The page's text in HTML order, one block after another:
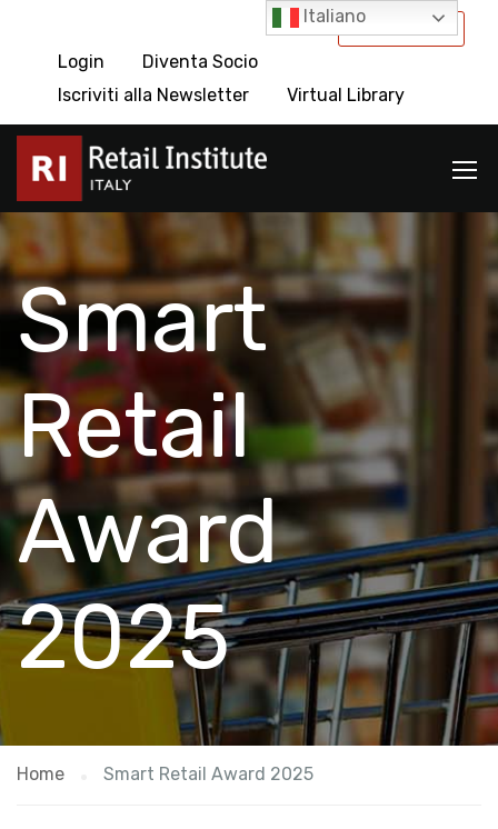
International
Login
Diventa Socio
Iscriviti alla Newsletter
Virtual Library
Smart
Retail
Award
2025
Home Smart Retail Award 2025
Italiano